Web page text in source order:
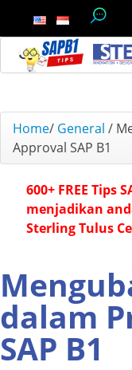
Home/ General /
Approval SAP B1
600+ FREE Tips
menjadikan
Sterling Tulus
dalam
SAP B1